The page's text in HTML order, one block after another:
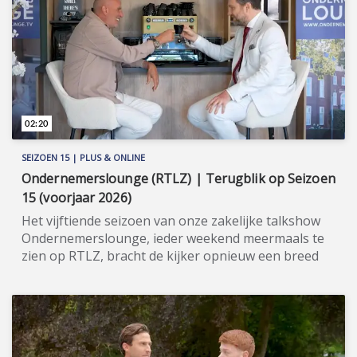
het aankopen van vastgoed in Spanje. En zo
geschiedde! Meer informatie:
www.woningadviseurs.es
(https://www.woningadviseurs.es).
SEIZOEN 15 | PLUS & ONLINE
Ondernemerslounge (RTLZ) | Terugblik op Seizoen
15 (voorjaar 2026)
Het vijftiende seizoen van onze zakelijke talkshow
Ondernemerslounge, ieder weekend meermaals te
zien op RTLZ, bracht de kijker opnieuw een breed
gebied van ondernemerschap, investeren en
genieten van het leven. Onze studio in het koetshuis
van Kasteel Hoekelum werd hierbij zoals altijd
ingericht met het statige meubilair van Jan Frantzen.
02:20